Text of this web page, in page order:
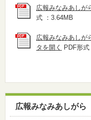
広報みなみあしが
式 ：3.64MB
広報みなみあしが
タを開く
PDF形
広報みなみあしがら